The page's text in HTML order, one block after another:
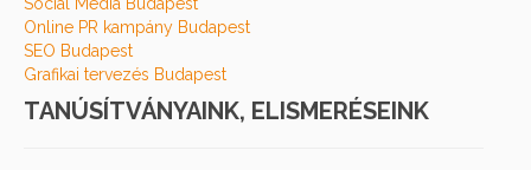
Online PR kampány Budapest
SEO Budapest
Grafikai tervezés Budapest
TANÚSÍTVÁNYAINK, ELISMERÉSEINK